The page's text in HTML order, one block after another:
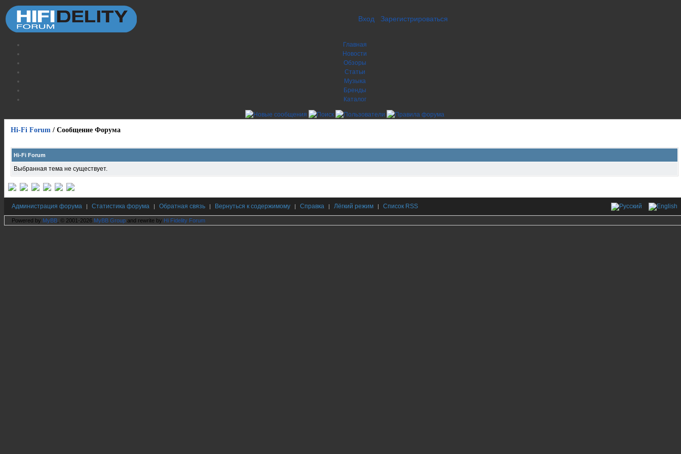
Вход Зарегистрироваться
Главная
Новости
Обзоры
Статьи
Музыка
Бренды
Каталог
Hi-Fi Forum / Сообщение Форума
Hi-Fi Forum
Выбранная тема не существует.
Администрация форума | Статистика форума | Обратная связь | Вернуться к содержимому | Справка | Лёгкий режим | Список RSS
Powered by MyBB , © 2001-2026 MyBB Group and rewrite by Hi Fidelity Forum